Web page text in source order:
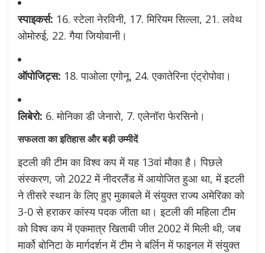
स्पाइकर्स: 16. स्टेला नेरविनी, 17. मिरियम सिल्ला, 21. लवेथ
ओमोरुई, 22. गैया जियोवानी।
ऑपोजिट्स: 18. पाओला एगोनू, 24. एकातेरिना एंट्रोपोवा।
लिबेरो: 6. मोनिका डी जेनारो, 7. एलेनॉरा फेरसिनो।
सफलता का इतिहास और बड़ी उम्मीदें
इटली की टीम का विश्व कप में यह 13वां मौका है। पिछले
संस्करण, जो 2022 में नीदरलैंड में आयोजित हुआ था, में इटली
ने तीसरे स्थान के लिए हुए मुकाबले में संयुक्त राज्य अमेरिका को
3-0 से हराकर कांस्य पदक जीता था। इटली की महिला टीम
को विश्व कप में एकमात्र खिताबी जीत 2002 में मिली थी, जब
मार्को बोनिटा के मार्गदर्शन में टीम ने बर्लिन में फाइनल में संयुक्त